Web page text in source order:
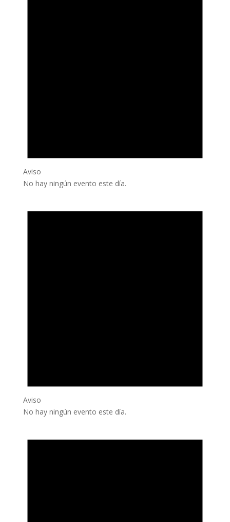
Aviso
No hay ningún evento este día.
Aviso
No hay ningún evento este día.